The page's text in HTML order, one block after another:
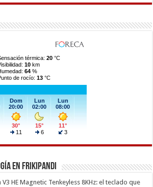
en Frikipandi
HE Magnetic Tenkeyless 8KHz: el teclado que